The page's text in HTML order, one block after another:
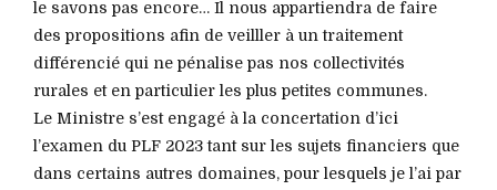
le savons pas encore… Il nous appartiendra de faire
des propositions afin de veilller à un traitement
différencié qui ne pénalise pas nos collectivités
rurales et en particulier les plus petites communes.
Le Ministre s’est engagé à la concertation d’ici
l’examen du PLF 2023 tant sur les sujets financiers que
dans certains autres domaines, pour lesquels je l’ai par